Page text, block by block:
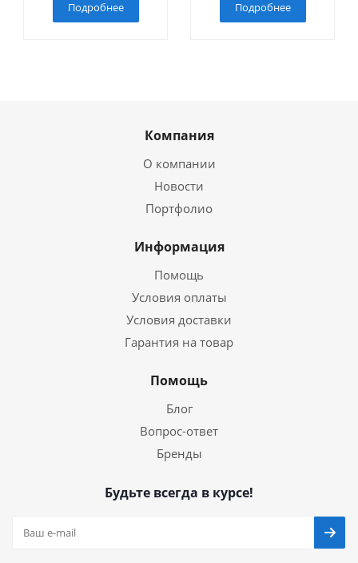
Подробнее Подробнее
Компания
О компании
Новости
Портфолио
Информация
Помощь
Условия оплаты
Условия доставки
Гарантия на товар
Помощь
Блог
Вопрос-ответ
Бренды
Будьте всегда в курсе!